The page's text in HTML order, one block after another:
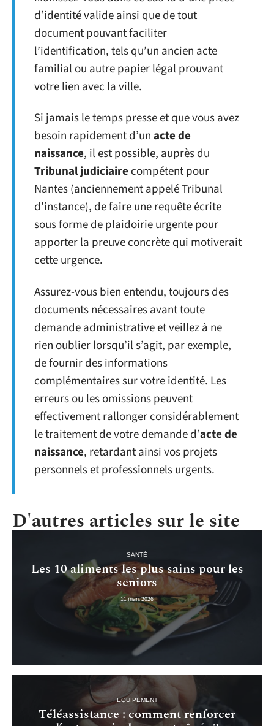
d’identité valide ainsi que de tout
document pouvant faciliter
l’identification, tels qu’un ancien acte
familial ou autre papier légal prouvant
votre lien avec la ville.
Si jamais le temps presse et que vous avez
besoin rapidement d’unacte de
naissance, il est possible, auprès du
Tribunal judiciaire compétent pour
Nantes (anciennement appelé Tribunal
d’instance), de faire une requête écrite
sous forme de plaidoirie urgente pour
apporter la preuve concrète qui motiverait
cette urgence.
Assurez-vous bien entendu, toujours des
documents nécessaires avant toute
demande administrative et veillez à ne
rien oublier lorsqu’il s’agit, par exemple,
de fournir des informations
complémentaires sur votre identité. Les
erreurs ou les omissions peuvent
effectivement rallonger considérablement
le traitement de votre demande d’acte de
naissance, retardant ainsi vos projets
personnels et professionnels urgents.
D'autres articles sur le site
SANTÉ
Les 10 aliments les plus sains pour les
seniors
11 mars 2026
EQUIPEMENT
Téléassistance : comment renforcer